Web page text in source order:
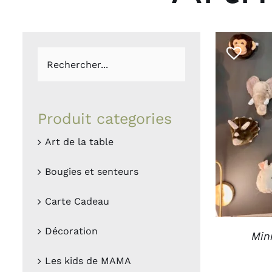
Lampes et
Guirlandes
Luminaires
Bougies
Déco murales
Peluches
Livres
Trop belle
Hors connexion
Produit categories
Art de la table
Bougies et senteurs
Carte Cadeau
Décoration
Les kids de MAMA
CHOIX